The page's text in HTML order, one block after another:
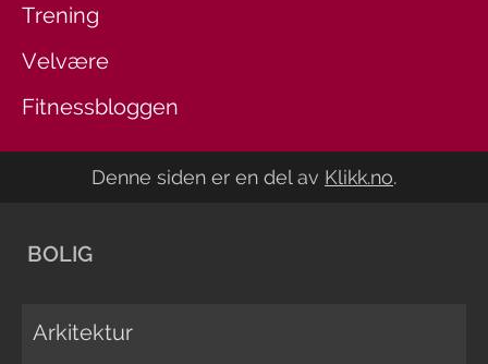
Trening
Velvære
Fitnessbloggen
Denne siden er en del av Klikk.no.
BOLIG
Arkitektur